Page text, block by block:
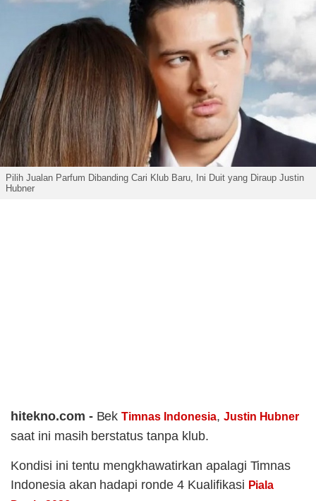
Pilih Jualan Parfum Dibanding Cari Klub Baru, Ini Duit yang Diraup Justin
Hubner
hitekno.com - BekTimnas Indonesia, Justin Hubner
saat ini masih berstatus tanpa klub.
Kondisi ini tentu mengkhawatirkan apalagi Timnas
Indonesia akan hadapi ronde 4 Kualifikasi Piala